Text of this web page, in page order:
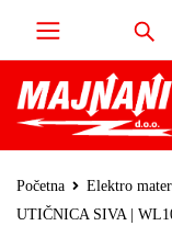
Početna Elektro
UTIČNICA SIVA |